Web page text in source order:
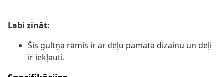
Labi zināt:
Šis gultņa rāmis ir ar dēļu pamata dizainu un dēļi
ir iekļauti.